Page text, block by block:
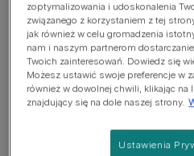
bekonu
zoptymalizowania i udoskonalenia
związanego z korzystaniem z tej
jak również w celu gromadzenia
nam i naszym partnerom
Twoich zainteresowań. Dowiedz się
Możesz ustawić swoje preferencje w
również w dowolnej chwili, klikając
znajdujący się na dole naszej strony.
Ustawienia